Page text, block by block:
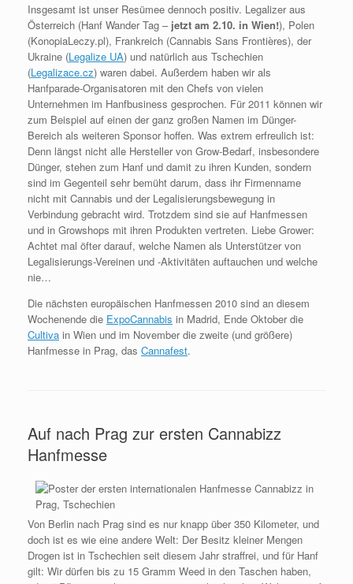
Insgesamt ist unser Resümee dennoch positiv. Legalizer aus
Österreich (Hanf Wander Tag – jetzt am 2.10. in Wien!), Polen
(KonopiaLeczy.pl), Frankreich (Cannabis Sans Frontières), der
Ukraine (Legalize UA) und natürlich aus Tschechien
(Legalizace.cz) waren dabei. Außerdem haben wir als
Hanfparade-Organisatoren mit den Chefs von vielen
Unternehmen im Hanfbusiness gesprochen. Für 2011 können wir
zum Beispiel auf einen der ganz großen Namen im Dünger-
Bereich als weiteren Sponsor hoffen. Was extrem erfreulich ist:
Denn längst nicht alle Hersteller von Grow-Bedarf, insbesondere
Dünger, stehen zum Hanf und damit zu ihren Kunden, sondern
sind im Gegenteil sehr bemüht darum, dass ihr Firmenname
nicht mit Cannabis und der Legalisierungsbewegung in
Verbindung gebracht wird. Trotzdem sind sie auf Hanfmessen
und in Growshops mit ihren Produkten vertreten. Liebe Grower:
Achtet mal öfter darauf, welche Namen als Unterstützer von
Legalisierungs-Vereinen und -Aktivitäten auftauchen und welche
nie…
Die nächsten europäischen Hanfmessen 2010 sind an diesem
Wochenende die ExpoCannabis in Madrid, Ende Oktober die
Cultiva in Wien und im November die zweite (und größere)
Hanfmesse in Prag, das Cannafest.
Auf nach Prag zur ersten Cannabizz
Hanfmesse
Von Berlin nach Prag sind es nur knapp über 350 Kilometer, und
doch ist es wie eine andere Welt: Der Besitz kleiner Mengen
Drogen ist in Tschechien seit diesem Jahr straffrei, und für Hanf
gilt: Wir dürfen bis zu 15 Gramm Weed in den Taschen haben,